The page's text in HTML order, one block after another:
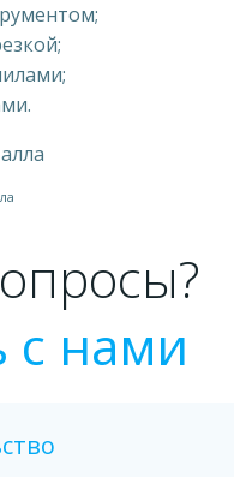
с нами